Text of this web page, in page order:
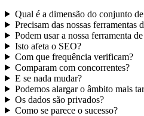
Qual é a dimensão do conjunto
Precisam das nossas ferramentas
Podem usar a nossa ferramenta
Isto afeta o SEO?
Com que frequência verificam?
Comparam com concorrentes?
E se nada mudar?
Podemos alargar o âmbito mais
Os dados são privados?
Como se parece o sucesso?